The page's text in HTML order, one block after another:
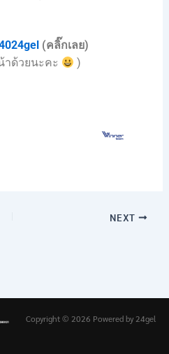
(คลิ๊กเลย)
าด้วยนะคะ
)
NEXT
Copyright © 2026 Powered by 24gel